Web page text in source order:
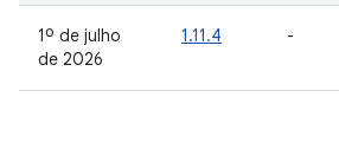
1º de julho
de 2026
1.11.4 -